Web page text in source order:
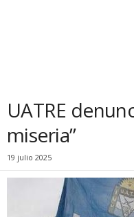
UATRE
miseria”
19 julio 2025